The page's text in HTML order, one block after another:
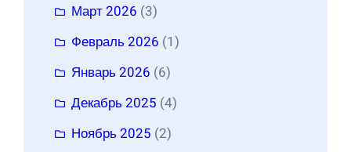
Март 2026 (3)
Февраль 2026 (1)
Январь 2026 (6)
Декабрь 2025 (4)
Ноябрь 2025 (2)